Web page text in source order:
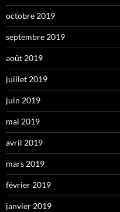
octobre 2019
septembre 2019
août 2019
juillet 2019
juin 2019
mai 2019
avril 2019
mars 2019
février 2019
janvier 2019